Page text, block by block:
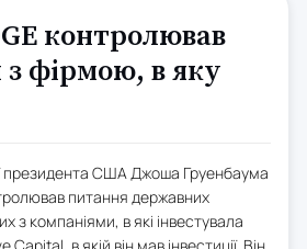
контролював
фірмою, в яку
президента США Джоша Груенбаума
питання державних
з компаніями, в які інвестувала